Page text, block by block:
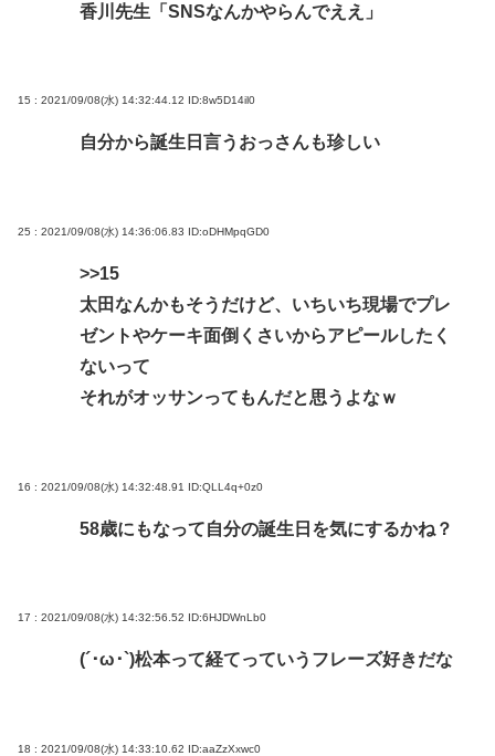
香川先生「SNSなんかやらんでええ」
15 : 2021/09/08(水) 14:32:44.12 ID:8w5D14il0
自分から誕生日言うおっさんも珍しい
25 : 2021/09/08(水) 14:36:06.83 ID:oDHMpqGD0
>>15
太田なんかもそうだけど、いちいち現場でプレ
ゼントやケーキ面倒くさいからアピールしたく
ないって
それがオッサンってもんだと思うよなｗ
16 : 2021/09/08(水) 14:32:48.91 ID:QLL4q+0z0
58歳にもなって自分の誕生日を気にするかね？
17 : 2021/09/08(水) 14:32:56.52 ID:6HJDWnLb0
(´･ω･`)松本って経てっていうフレーズ好きだな
18 : 2021/09/08(水) 14:33:10.62 ID:aaZzXxwc0